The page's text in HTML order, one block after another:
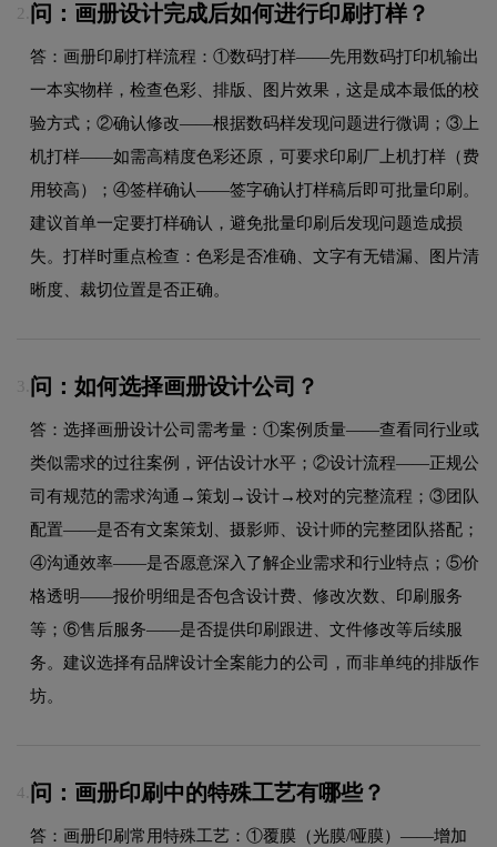
2. 问：画册设计完成后如何进行印刷打样？
答：画册印刷打样流程：①数码打样——先用数码打印机输出
一本实物样，检查色彩、排版、图片效果，这是成本最低的校
验方式；②确认修改——根据数码样发现问题进行微调；③上
机打样——如需高精度色彩还原，可要求印刷厂上机打样（费
用较高）；④签样确认——签字确认打样稿后即可批量印刷。
建议首单一定要打样确认，避免批量印刷后发现问题造成损
失。打样时重点检查：色彩是否准确、文字有无错漏、图片清
晰度、裁切位置是否正确。
3. 问：如何选择画册设计公司？
答：选择画册设计公司需考量：①案例质量——查看同行业或
类似需求的过往案例，评估设计水平；②设计流程——正规公
司有规范的需求沟通→策划→设计→校对的完整流程；③团队
配置——是否有文案策划、摄影师、设计师的完整团队搭配；
④沟通效率——是否愿意深入了解企业需求和行业特点；⑤价
格透明——报价明细是否包含设计费、修改次数、印刷服务
等；⑥售后服务——是否提供印刷跟进、文件修改等后续服
务。建议选择有品牌设计全案能力的公司，而非单纯的排版作
坊。
4. 问：画册印刷中的特殊工艺有哪些？
答：画册印刷常用特殊工艺：①覆膜（光膜/哑膜）——增加